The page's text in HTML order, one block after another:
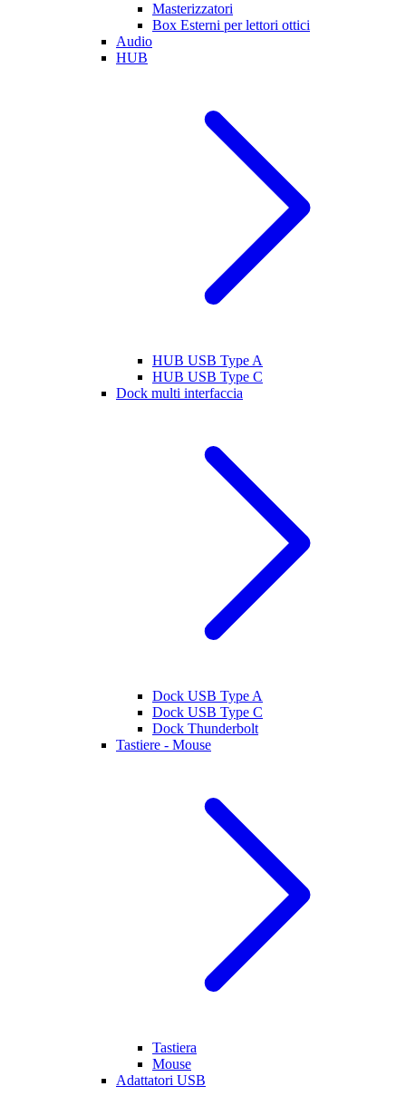
Masterizzatori
Box Esterni per lettori ottici
Audio
HUB
HUB USB Type A
HUB USB Type C
Dock multi interfaccia
Dock USB Type A
Dock USB Type C
Dock Thunderbolt
Tastiere - Mouse
Tastiera
Mouse
Adattatori USB